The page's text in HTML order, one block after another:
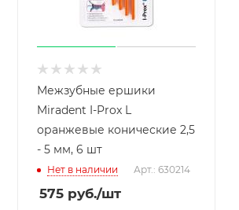
Межзубные ершики
Miradent I-Prox L
оранжевые конические 2,5
- 5 мм, 6 шт
Нет в наличии Арт.: 630214
575руб./шт